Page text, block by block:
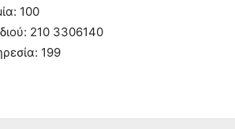
100
210 3306140
199